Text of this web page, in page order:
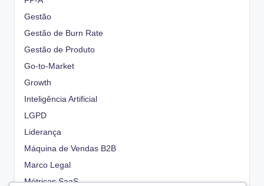
Gestão
Gestão de Burn Rate
Gestão de Produto
Go-to-Market
Growth
Inteligência Artificial
LGPD
Liderança
Máquina de Vendas B2B
Marco Legal
Métricas SaaS